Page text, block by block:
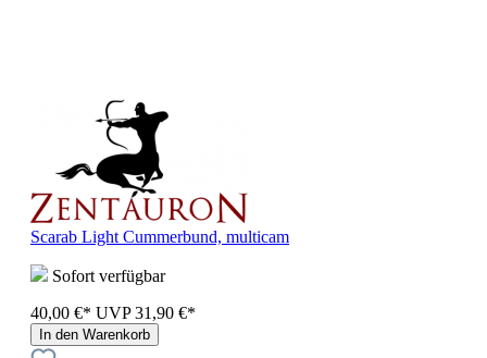
Scarab Light Cummerbund, multicam
Sofort verfügbar
40,00 €* UVP 31,90 €*
In den Warenkorb